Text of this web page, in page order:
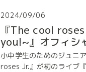
2024/09/06
『The cool
you!~』オフィシ
小中学生のためのジュニ
roses Jr.』が初のライ